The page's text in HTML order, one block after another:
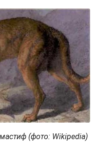
(фото: Wikipedia)